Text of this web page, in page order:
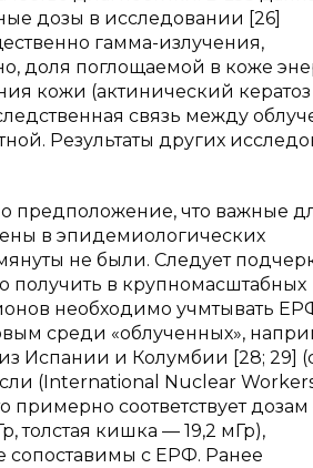
дозы в исследовании [26]
гамма-излучения,
доля поглощаемой в коже
кожи (актинический
связь между
Результаты других
предположение, что важные
в эпидемиологических
не были. Следует
в крупномасштабных
необходимо учмтывать
среди «облученных»,
Испании и Колумбии [28; 29]
(International Nuclear
соответствует дозам
толстая кишка — 19,2 мГр),
сопоставимы с ЕРФ. Ранее